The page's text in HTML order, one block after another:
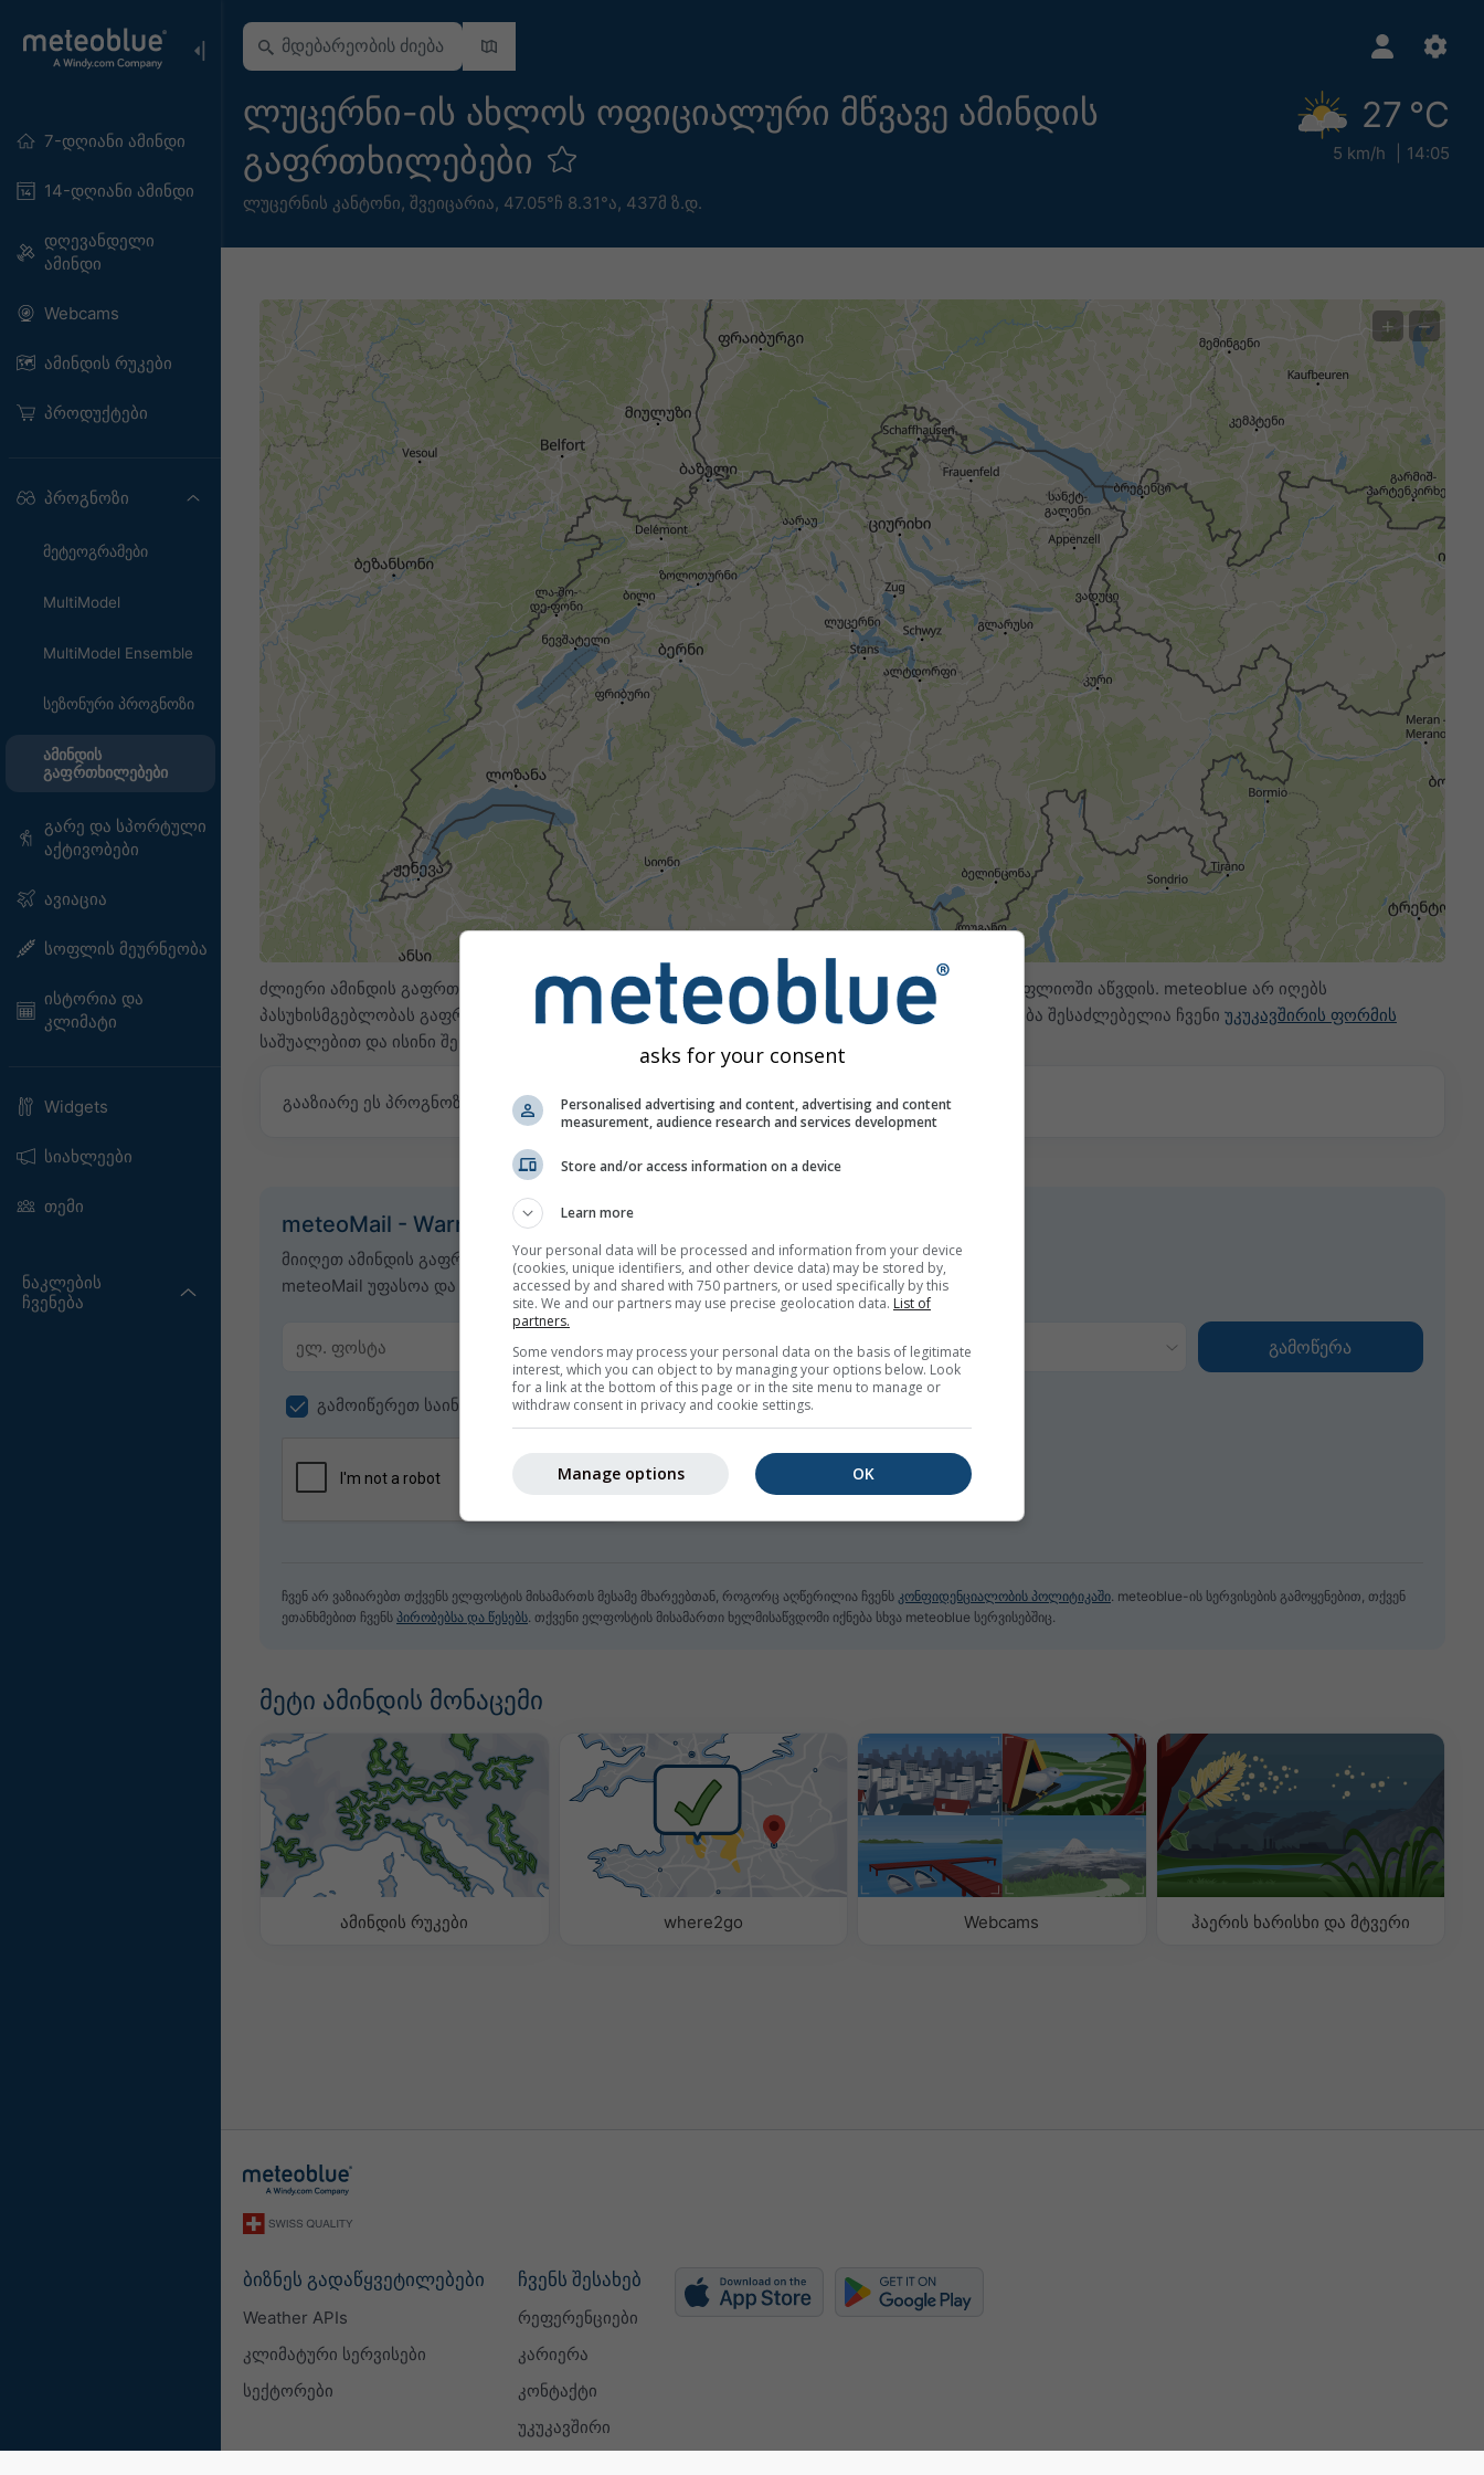
7-დღიანი ამინდი
14-დღიანი ამინდი
დღევანდელი
ამინდი
Webcams
ამინდის რუკები
პროდუქტები
პროგნოზი
მეტეოგრამები
MultiModel
MultiModel Ensemble
სეზონური პროგნოზი
ამინდის
გაფრთხილებები
გარე და სპორტული
აქტივობები
ავიაცია
სოფლის მეურნეობა
ისტორია და
კლიმატი
Widgets
სიახლეები
თემი
ნაკლების
ჩვენება
ლუცერნი-ის ახლოს ოფიციალური მწვავე ამინდის
გაფრთხილებები
ლუცერნის კანტონი, შვეიცარია, 47.05°ჩ 8.31°ა, 437მ ზ.დ.
27 °C
5 km/h 14:05
All <24 სთ 24-48 სთ > 48 სთ
+ −
ძლიერი ამინდის გაფრთხილებებს meteoblue-ს 80-ზე მეტი ოფიციალური სააგენტო მთელ მსოფლიოში აწვდის. meteoblue არ იღებს
პასუხისმგებლობას გაფრთხილებების რეალურ შინაარსზე ან ხასიათზე. პრობლემების მოხსენება შესაძლებელია ჩვენი უკუკავშირის ფორმის
საშუალებით და ისინი შესაბამის ორგანოებს გადაეცემა.
გააზიარე ეს პროგნოზი
meteoMail - Warnings: ლუცერნი-ისთვის
მიიღეთ ამინდის გაფრთხილებები ელფოსტით, უფასოდ.
meteoMail უფასოა და შეგიძლიათ ნებისმიერ დროს გაუქმება.
გამოიწერეთ საინფორმაციო ბიულეტენი
ჩვენ არ ვაზიარებთ თქვენს ელფოსტის მისამართს მესამე მხარეებთან, როგორც აღწერილია ჩვენს კონფიდენციალობის პოლიტიკაში . meteoblue-ის სერვისების გამოყენებით, თქვენ
ეთანხმებით ჩვენს პირობებსა და წესებს . თქვენი ელფოსტის მისამართი ხელმისაწვდომი იქნება სხვა meteoblue სერვისებშიც.
მეტი ამინდის მონაცემი
ამინდის რუკები where2go Webcams ჰაერის ხარისხი და მტვერი
ბიზნეს გადაწყვეტილებები
Weather APIs
კლიმატური სერვისები
სექტორები
ჩვენს შესახებ
რეფერენციები
კარიერა
კონტაქტი
უკუკავშირი
asks for your consent
Personalised advertising and content, advertising and content
measurement, audience research and services development
Store and/or access information on a device
Learn more
Your personal data will be processed and information from your device
(cookies, unique identifiers, and other device data) may be stored by,
accessed by and shared with 750 partners, or used specifically by this
site. We and our partners may use precise geolocation data. List of
partners.
Some vendors may process your personal data on the basis of legitimate
interest, which you can object to by managing your options below. Look
for a link at the bottom of this page or in the site menu to manage or
withdraw consent in privacy and cookie settings.
OK
Manage options